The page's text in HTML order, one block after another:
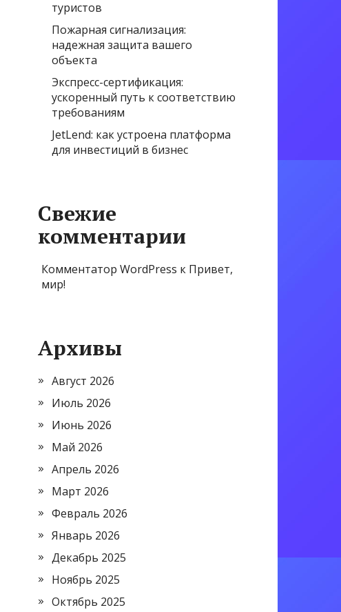
туристов
Пожарная сигнализация:
надежная защита вашего
объекта
Экспресс-сертификация:
ускоренный путь к соответствию
требованиям
JetLend: как устроена платформа
для инвестиций в бизнес
Свежие
комментарии
Комментатор WordPress к Привет,
мир!
Архивы
Август 2026
Июль 2026
Июнь 2026
Май 2026
Апрель 2026
Март 2026
Февраль 2026
Январь 2026
Декабрь 2025
Ноябрь 2025
Октябрь 2025